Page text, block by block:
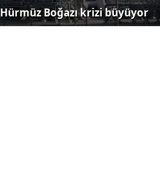
Hürmüz Boğazı krizi büyüyor